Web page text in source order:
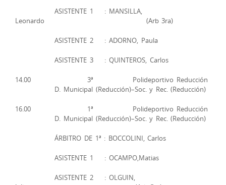
ASISTENTE 1 : MANSILLA,
Leonardo (Arb 3ra)
ASISTENTE 2 : ADORNO, Paula
ASISTENTE 3 : QUINTEROS, Carlos
14.00 3ª Polideportivo Reducción
D. Municipal (Reducción)–Soc. y Rec. (Reducción)
16.00 1ª Polideportivo Reducción
D. Municipal (Reducción)–Soc. y Rec. (Reducción)
ÁRBITRO DE 1ª : BOCCOLINI, Carlos
ASISTENTE 1 : OCAMPO,Matias
ASISTENTE 2 : OLGUIN,